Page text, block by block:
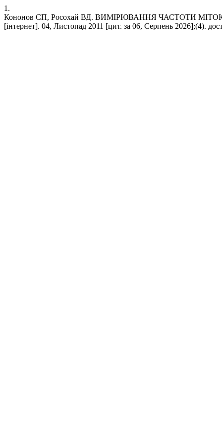
1.
Кононов СП, Росохай ВД. ВИМІРЮВАННЯ ЧАСТОТИ
[інтернет]. 04, Листопад 2011 [цит. за 06, Серпень 2026];(4).